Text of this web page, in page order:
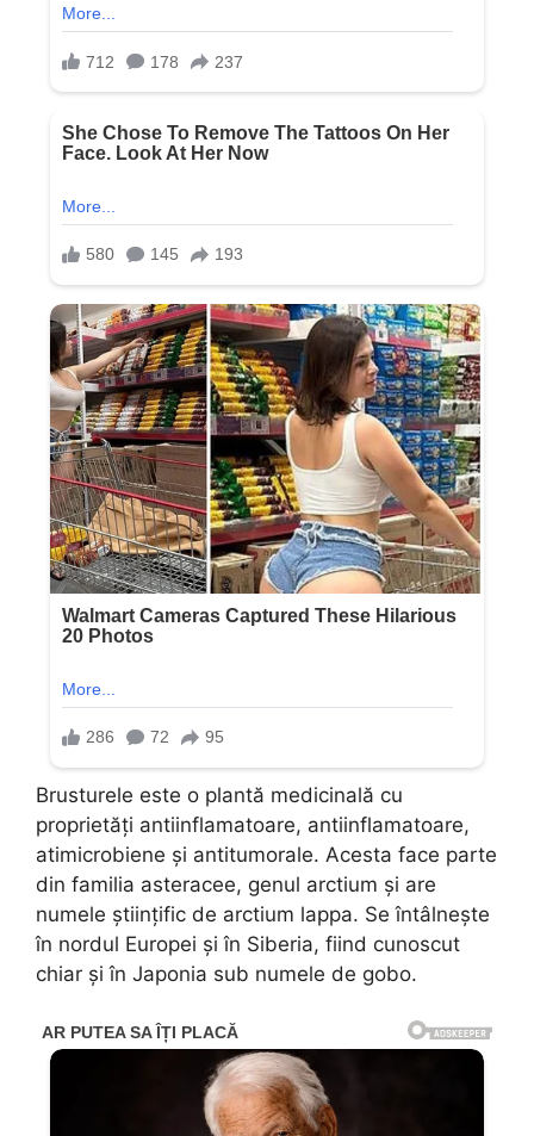
Brusturele este o plantă medicinală cu
proprietăți antiinflamatoare, antiinflamatoare,
atimicrobiene și antitumorale. Acesta face parte
din familia asteracee, genul arctium și are
numele științific de arctium lappa. Se întâlnește
în nordul Europei și în Siberia, fiind cunoscut
chiar și în Japonia sub numele de gobo.